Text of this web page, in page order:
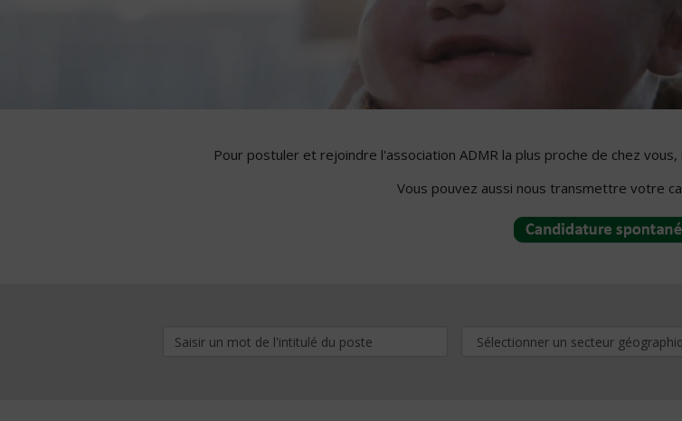
Pour postuler et rejoindre l'association ADMR la plus proche de chez
Vous pouvez aussi nous transmettre votre